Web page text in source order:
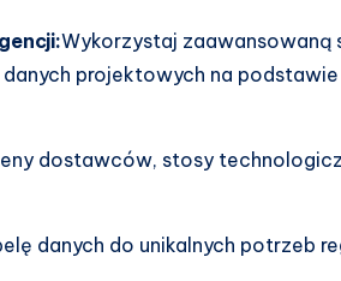
Wykorzystaj zaawansowaną
projektowych na
dostawców, stosy
danych do unikalnych potrzeb